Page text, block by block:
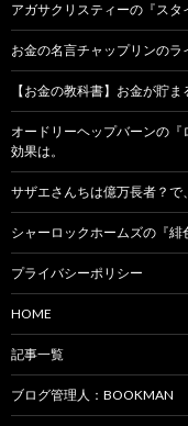
アガサクリスティーの『ス
お金の名言チャップリンのラ
【お金の教科書】お金が貯
オードリーヘップバーンの
効果は。
サザエさんちは億万長者？で
シャーロックホームズの『緋
プライバシーポリシー
HOME
記事一覧
ブログ管理人：BOOKMAN